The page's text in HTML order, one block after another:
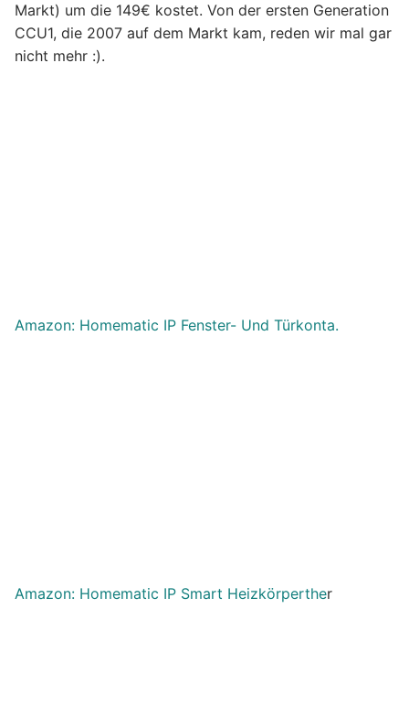
Markt) um die 149€ kostet. Von der ersten Generation
CCU1, die 2007 auf dem Markt kam, reden wir mal gar
nicht mehr :).
Amazon: Homematic IP Fenster- Und Türkonta.
Amazon: Homematic IP Smart Heizkörperther